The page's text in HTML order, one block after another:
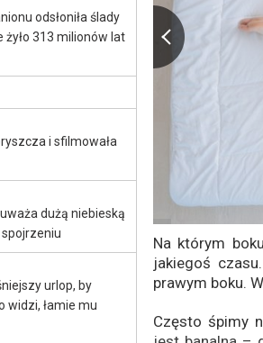
Na którym
jakiegoś
prawym boku.
Często śpimy
odsłoniła ślady
313 milionów lat
i sfilmowała
dużą niebieską
urlop, by
widzi, łamie mu